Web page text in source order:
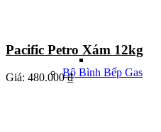
Bộ Bình Bếp Gas
Pacific Petro Xám 12kg
Giá: 480.000 ₫